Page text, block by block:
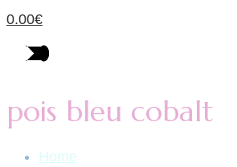
0.00€
pois bleu cobalt
Home